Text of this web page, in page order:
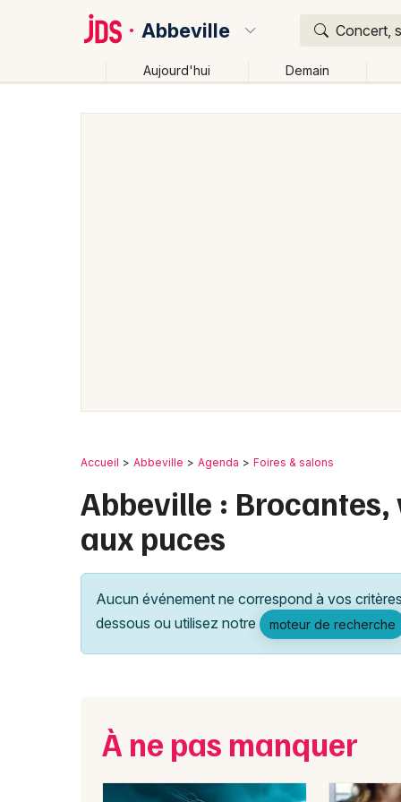
Abbeville Concert,
Aujourd'hui Demain
Accueil Abbeville Agenda Foires & salons
Abbeville :
aux puces
Aucun événement ne correspond à vos
dessous ou utilisez notre
moteur de recherche
À ne pas manquer